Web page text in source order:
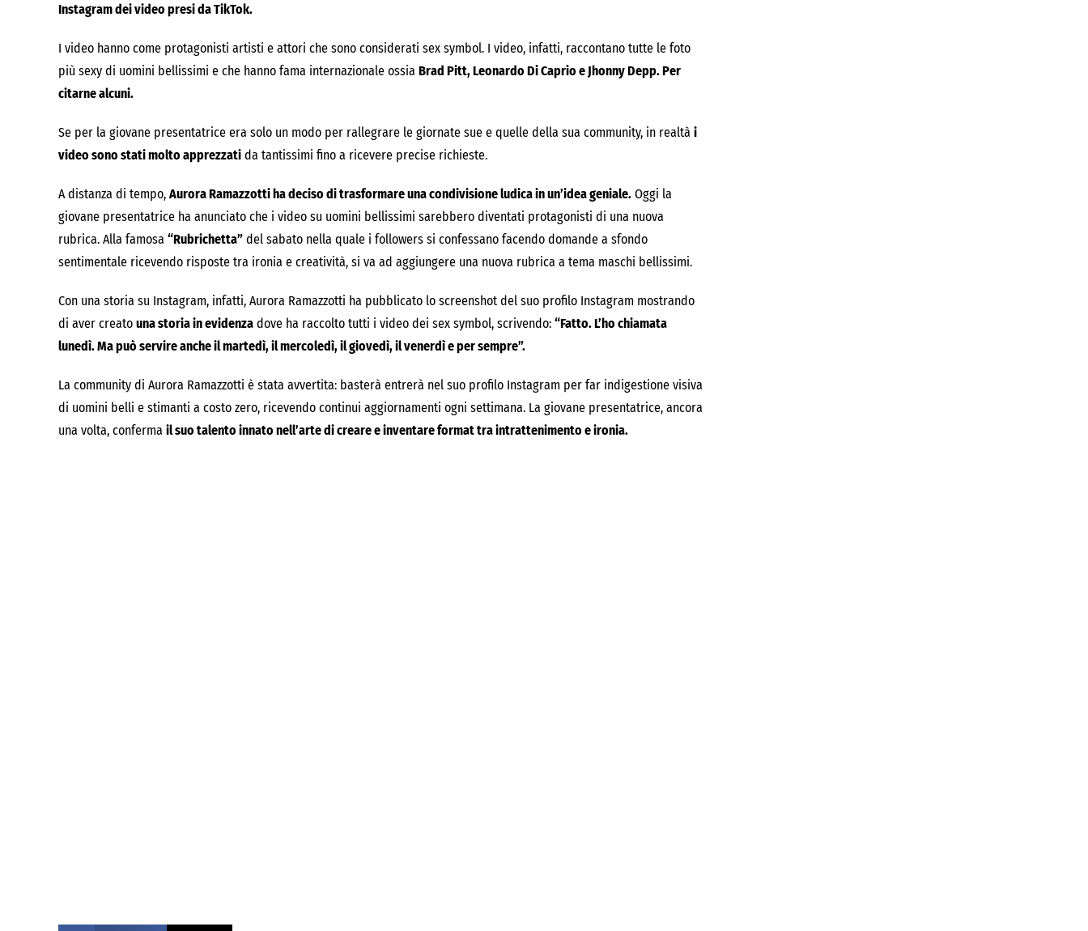
Instagram dei video presi da TikTok.
I video hanno come protagonisti artisti e attori che sono considerati sex symbol. I video, infatti, raccontano tutte le foto
più sexy di uomini bellissimi e che hanno fama internazionale ossia Brad Pitt, Leonardo Di Caprio e Jhonny Depp. Per
citarne alcuni.
Se per la giovane presentatrice era solo un modo per rallegrare le giornate sue e quelle della sua community, in realtà i
video sono stati molto apprezzati da tantissimi fino a ricevere precise richieste.
A distanza di tempo, Aurora Ramazzotti ha deciso di trasformare una condivisione ludica in un’idea geniale. Oggi la
giovane presentatrice ha anunciato che i video su uomini bellissimi sarebbero diventati protagonisti di una nuova
rubrica. Alla famosa “Rubrichetta” del sabato nella quale i followers si confessano facendo domande a sfondo
sentimentale ricevendo risposte tra ironia e creatività, si va ad aggiungere una nuova rubrica a tema maschi bellissimi.
Con una storia su Instagram, infatti, Aurora Ramazzotti ha pubblicato lo screenshot del suo profilo Instagram mostrando
di aver creato una storia in evidenza dove ha raccolto tutti i video dei sex symbol, scrivendo: “Fatto. L’ho chiamata
lunedì. Ma può servire anche il martedì, il mercoledì, il giovedì, il venerdì e per sempre”.
La community di Aurora Ramazzotti è stata avvertita: basterà entrerà nel suo profilo Instagram per far indigestione visiva
di uomini belli e stimanti a costo zero, ricevendo continui aggiornamenti ogni settimana. La giovane presentatrice, ancora
una volta, conferma il suo talento innato nell’arte di creare e inventare format tra intrattenimento e ironia.